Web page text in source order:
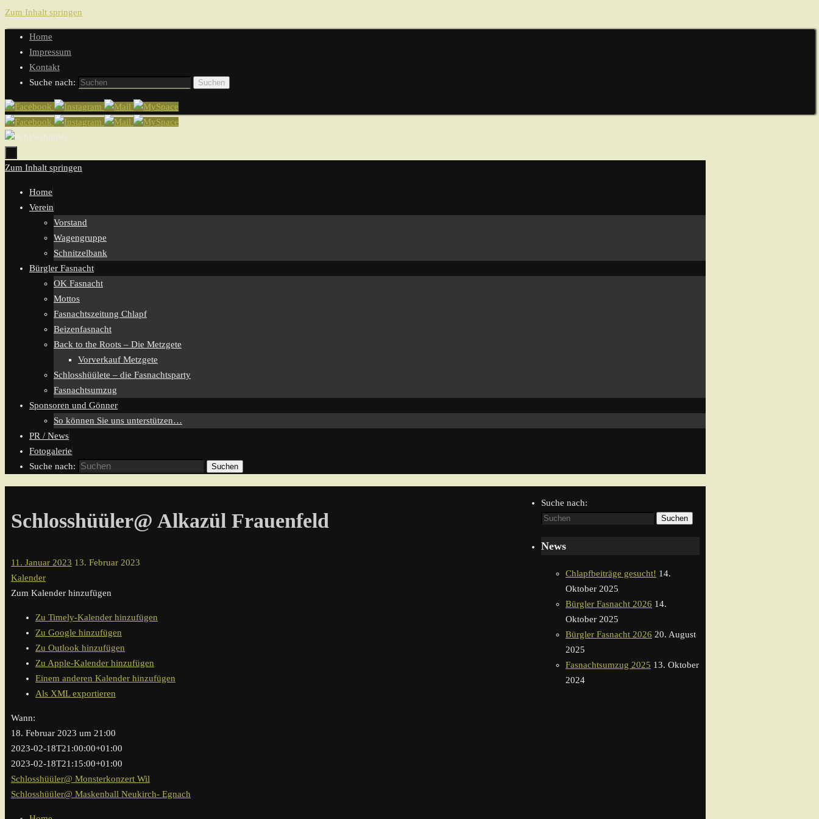
Zum Inhalt springen
Home
Impressum
Kontakt
Suche nach:
Suchen
Zum Inhalt springen
Home
Verein
Vorstand
Wagengruppe
Schnitzelbank
Bürgler Fasnacht
OK Fasnacht
Mottos
Fasnachtszeitung Chlapf
Beizenfasnacht
Back to the Roots – Die Metzgete
Vorverkauf Metzgete
Schlosshüülete – die Fasnachtsparty
Fasnachtsumzug
Sponsoren und Gönner
So können Sie uns unterstützen…
PR / News
Fotogalerie
Suche nach:
Suchen
Schlosshüüler@ Alkazül Frauenfeld
11. Januar 2023 13. Februar 2023
Kalender
Zum Kalender hinzufügen
Zu Timely-Kalender hinzufügen
Zu Google hinzufügen
Zu Outlook hinzufügen
Zu Apple-Kalender hinzufügen
Einem anderen Kalender hinzufügen
Als XML exportieren
Wann:
18. Februar 2023 um 21:00
2023-02-18T21:00:00+01:00
2023-02-18T21:15:00+01:00
Schlosshüüler@ Monsterkonzert Wil
Schlosshüüler@ Maskenball Neukirch- Egnach
Suche nach:
Suchen
News
Chlapfbeiträge gesucht! 14.
Oktober 2025
Bürgler Fasnacht 2026 14.
Oktober 2025
Bürgler Fasnacht 2026 20. August
2025
Fasnachtsumzug 2025 13. Oktober
2024